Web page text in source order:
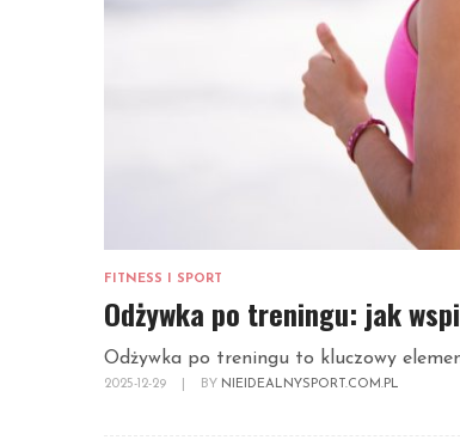
FITNESS I SPORT
Odżywka po treningu: jak
Odżywka po treningu to kluczowy
2025-12-29 BY NIEIDEALNYSPORT.COM.PL